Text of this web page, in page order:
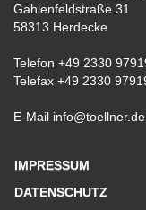
Gahlenfeldstraße 31
58313 Herdecke
Telefon +49 2330
Telefax +49 2330
E-Mail info@toellner.de
IMPRESSUM
DATENSCHUTZ